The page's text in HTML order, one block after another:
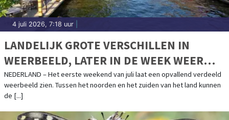
4 juli 2026, 7:18 uur
LANDELIJK GROTE VERSCHILLEN IN
WEERBEELD, LATER IN DE WEEK WEER
FLINK WARMER
NEDERLAND – Het eerste weekend van juli laat een opvallend verdeeld
weerbeeld zien. Tussen het noorden en het zuiden van het land kunnen
de [...]